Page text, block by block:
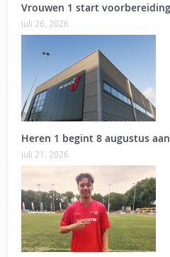
Vrouwen 1 start
juli 26, 2026
Heren 1 begint 8 augustus
juli 21, 2026